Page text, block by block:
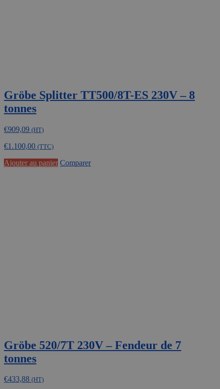
Gröbe Splitter TT500/8T-ES 230V – 8
tonnes
€909,09 (HT)
€1.100,00 (TTC)
Ajouter au panier Comparer
Gröbe 520/7T 230V – Fendeur de 7
tonnes
€433,88 (HT)